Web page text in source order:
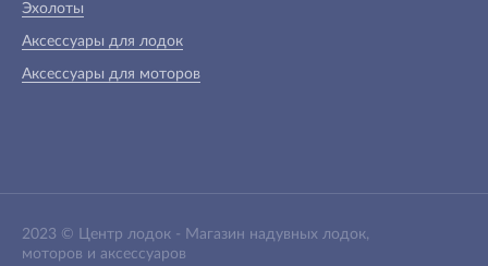
Эхолоты
Аксессуары для лодок
Аксессуары для моторов
2023 © Центр лодок - Магазин надувных лодок,
моторов и аксессуаров